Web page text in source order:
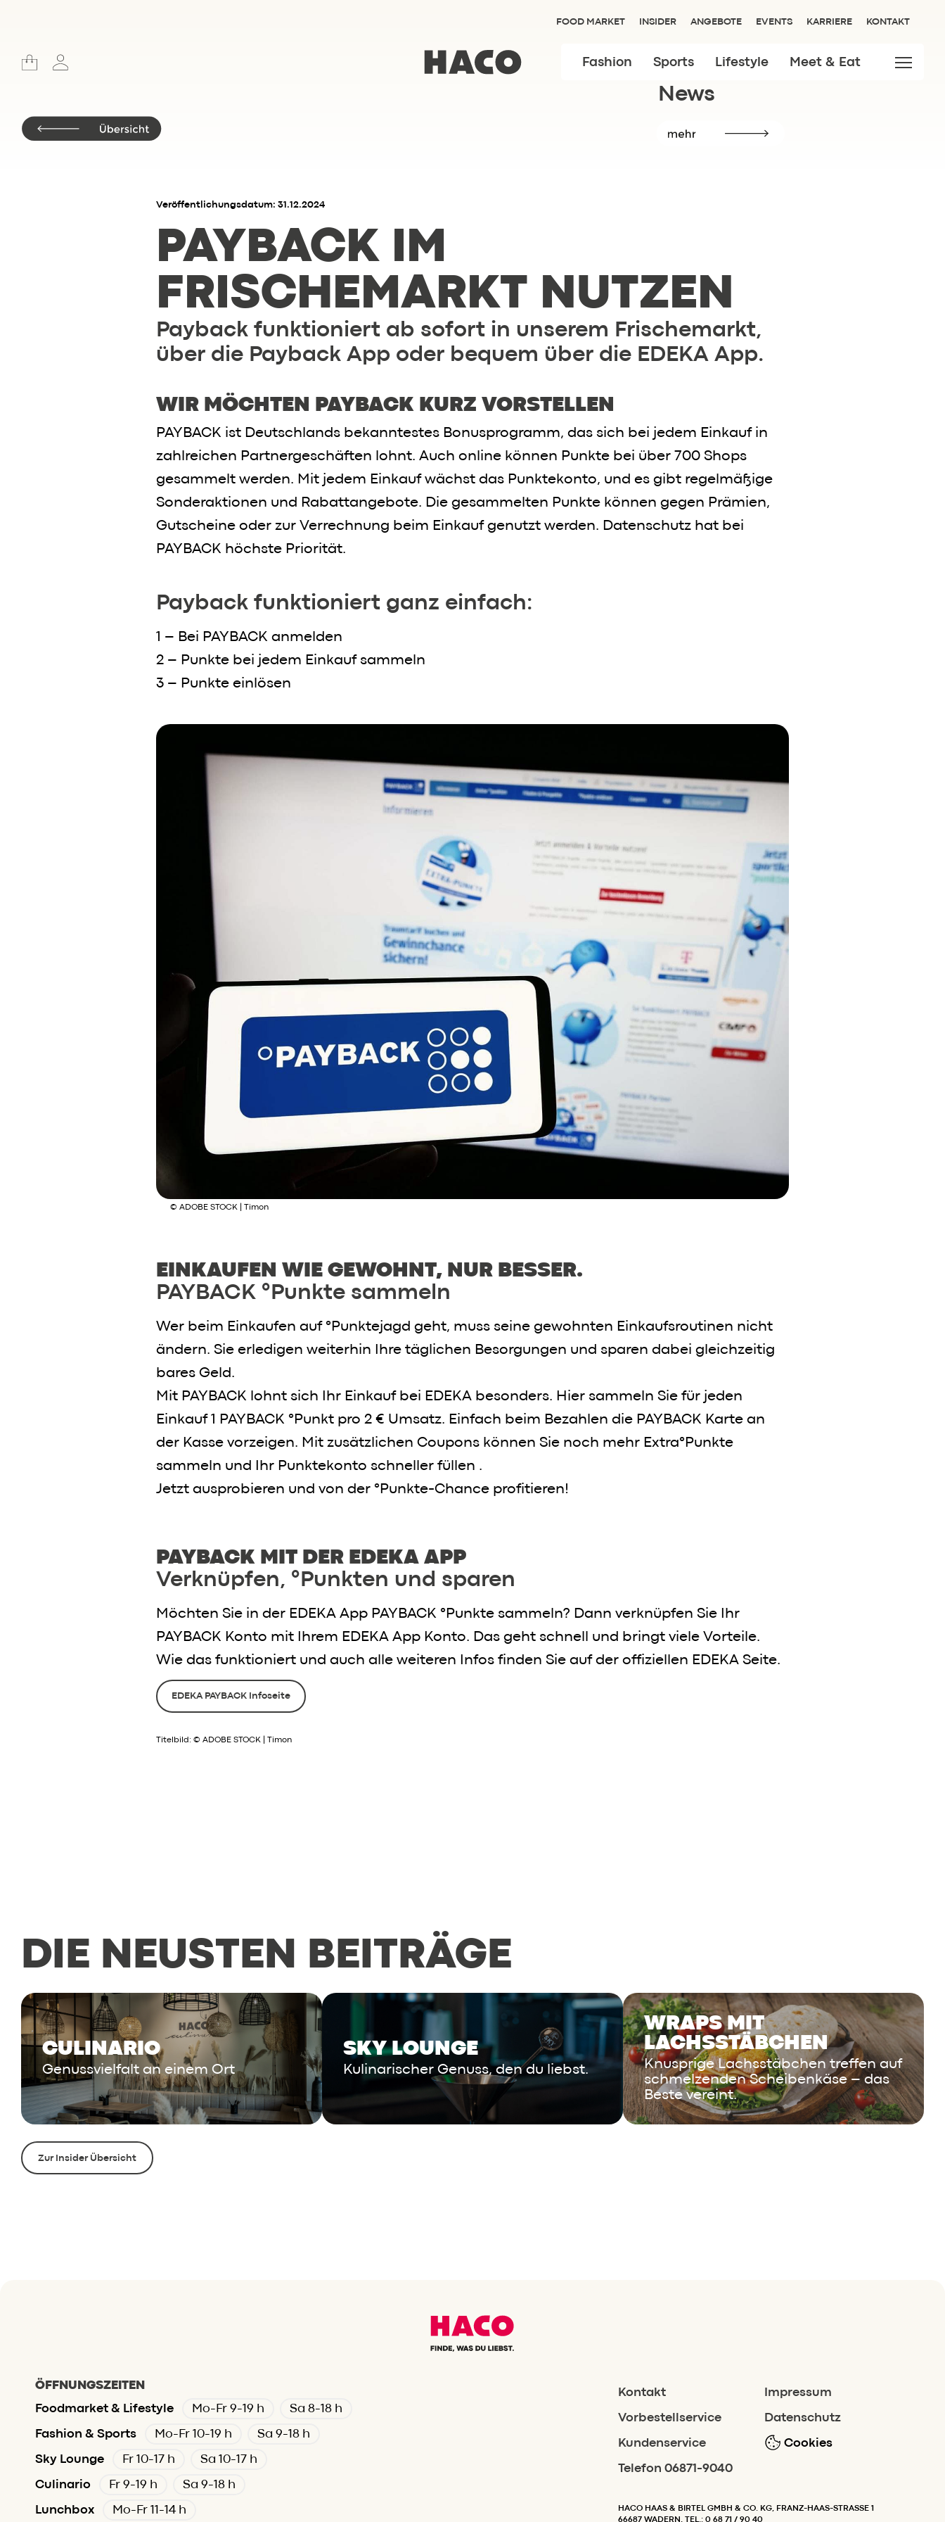
FOOD MARKET INSIDER ANGEBOTE EVENTS KARRIERE KONTAKT
Fashion Sports Lifestyle Meet & Eat
Fashion
Lifestyle
Food Market
Marken
Insider.BLOG
Skylounge
Speisekarte
Reservierung
Werbung / Angebote
Gutscheine
Vorbestell­service
Anmeldung
News
Veröffentlichungsdatum: 31.12.2024
PAYBACK IM
FRISCHEMARKT NUTZEN
Payback funktioniert ab sofort in unserem Frischemarkt,
über die Payback App oder bequem über die EDEKA App.
WIR MÖCHTEN PAYBACK KURZ VORSTELLEN
PAYBACK ist Deutschlands bekanntestes Bonusprogramm, das sich bei jedem Einkauf in
zahlreichen Partnergeschäften lohnt. Auch online können Punkte bei über 700 Shops
gesammelt werden. Mit jedem Einkauf wächst das Punktekonto, und es gibt regelmäßige
Sonderaktionen und Rabattangebote. Die gesammelten Punkte können gegen Prämien,
Gutscheine oder zur Verrechnung beim Einkauf genutzt werden. Datenschutz hat bei
PAYBACK höchste Priorität.
Payback funktioniert ganz einfach:
1 – Bei PAYBACK anmelden
2 – Punkte bei jedem Einkauf sammeln
3 – Punkte einlösen
© ADOBE STOCK | Timon
EINKAUFEN WIE GEWOHNT, NUR BESSER.
PAYBACK °Punkte sammeln
Wer beim Einkaufen auf °Punktejagd geht, muss seine gewohnten Einkaufsroutinen nicht
ändern. Sie erledigen weiterhin Ihre täglichen Besorgungen und sparen dabei gleichzeitig
bares Geld.
Mit PAYBACK lohnt sich Ihr Einkauf bei EDEKA besonders. Hier sammeln Sie für jeden
Einkauf 1 PAYBACK °Punkt pro 2 € Umsatz. Einfach beim Bezahlen die PAYBACK Karte an
der Kasse vorzeigen. Mit zusätzlichen Coupons können Sie noch mehr Extra°Punkte
sammeln und Ihr Punktekonto schneller füllen .
Jetzt ausprobieren und von der °Punkte-Chance profitieren!
PAYBACK MIT DER EDEKA APP
Verknüpfen, °Punkten und sparen
Möchten Sie in der EDEKA App PAYBACK °Punkte sammeln? Dann verknüpfen Sie Ihr
PAYBACK Konto mit Ihrem EDEKA App Konto. Das geht schnell und bringt viele Vorteile.
Wie das funktioniert und auch alle weiteren Infos finden Sie auf der offiziellen EDEKA Seite.
EDEKA PAYBACK Infoseite
Titelbild: © ADOBE STOCK | Timon
DIE NEUSTEN BEITRÄGE
CULINARIO
Genussvielfalt an einem Ort
SKY LOUNGE
Kulinarischer Genuss, den du liebst.
WRAPS MIT
LACHSSTÄBCHEN
Knusprige Lachsstäbchen treffen auf
schmelzenden Scheibenkäse – das
Beste vereint.
Zur Insider Übersicht
ÖFFNUNGSZEITEN
Foodmarket & Lifestyle Mo-Fr 9-19 h Sa 8-18 h
Fashion & Sports Mo-Fr 10-19 h Sa 9-18 h
Sky Lounge Fr 10-17 h Sa 10-17 h
Culinario Fr 9-19 h Sa 9-18 h
Lunchbox Mo-Fr 11-14 h
Kontakt
Vorbestellservice
Kundenservice
Telefon 06871-9040
Impressum
Datenschutz
Cookies
HACO HAAS & BIRTEL GMBH & CO. KG, FRANZ-HAAS-STRASSE 1
66687 WADERN, TEL.: 0 68 71 / 90 40